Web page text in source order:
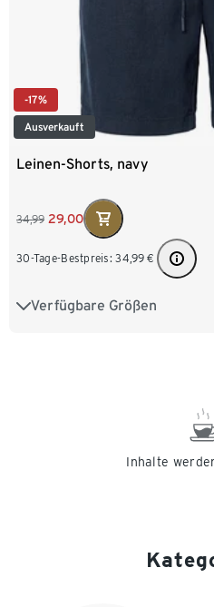
-17%
Ausverkauft
Leinen-Shorts, navy
34,99 29,00
30-Tage-Bestpreis: 34,99 €
Verfügbare Größen
M 48/50 L 52/54
Inhalte